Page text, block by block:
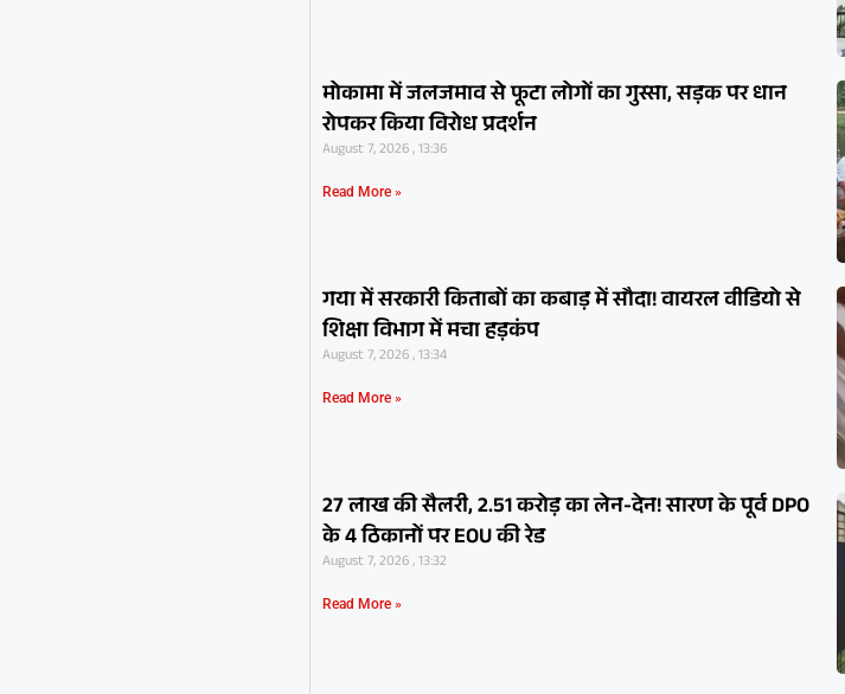
मोकामा में जलजमाव से फूटा लोगों का गुस्सा, सड़क पर धान
रोपकर किया विरोध प्रदर्शन
August 7, 2026 , 13:36
Read More »
गया में सरकारी किताबों का कबाड़ में सौदा! वायरल वीडियो से
शिक्षा विभाग में मचा हड़कंप
August 7, 2026 , 13:34
Read More »
27 लाख की सैलरी, 2.51 करोड़ का लेन-देन! सारण के पूर्व DPO
के 4 ठिकानों पर EOU की रेड
August 7, 2026 , 13:32
Read More »